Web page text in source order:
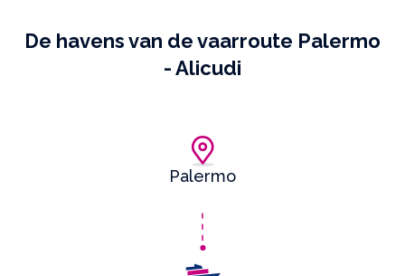
De havens van de vaarroute Palermo
- Alicudi
Palermo